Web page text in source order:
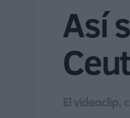
Así
El videoclip,